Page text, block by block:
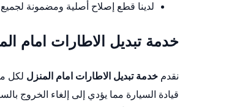
لدينا قطع إصلاح أصلية ومضمونة
خدمة تبديل الاطارات امام
نقدم خدمة تبديل الاطارات امام المنزل لكل
قيادة السيارة مما يؤدي إلى إلغاء الخروج